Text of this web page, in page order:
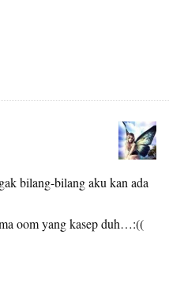
bilang-bilang aku kan ada
oom yang kasep duh…:((